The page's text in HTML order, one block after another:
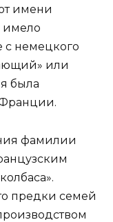
имени
имело
с немецкого
или
была
фамилии
предки семей